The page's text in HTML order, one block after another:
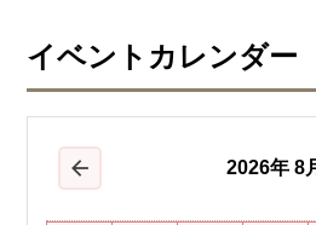
イベントカレンダー
前の月
2026年 8